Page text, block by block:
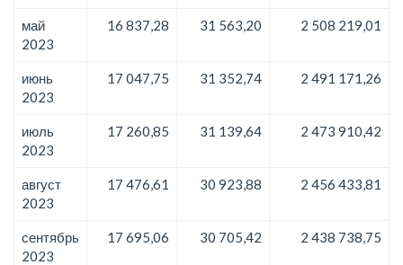
май
2023
16 837,28 31 563,20 2 508 219,01
июнь
2023
17 047,75 31 352,74 2 491 171,26
июль
2023
17 260,85 31 139,64 2 473 910,42
август
2023
17 476,61 30 923,88 2 456 433,81
сентябрь
2023
17 695,06 30 705,42 2 438 738,75